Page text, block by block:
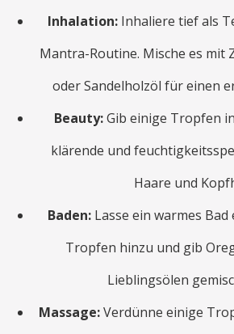
Inhalation: Inhaliere tief als
Mantra-Routine. Mische es mit
oder Sandelholzöl für einen
Beauty:Gib einige Tropfen
klärende und
Haare und
Baden: Lasse ein warmes
Tropfen hinzu und gib
Lieblingsölen
Massage:Verdünne einige